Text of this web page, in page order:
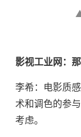
影视工业网：
李希：电影质
术和调色的参
考虑。